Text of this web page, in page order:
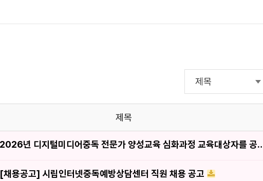
제목
2026년 디지털미디어중독 전문가 양
[채용공고] 시립인터넷중독예방상담센터 직원 채용 공고